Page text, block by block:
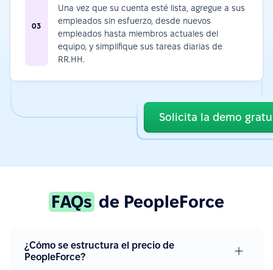
03
Una vez que su cuenta esté lista, agregue a sus
empleados sin esfuerzo, desde nuevos
empleados hasta miembros actuales del
equipo, y simplifique sus tareas diarias de
RR.HH.
Solicita la demo
FAQs de PeopleForce
¿Cómo se estructura el precio de
PeopleForce?